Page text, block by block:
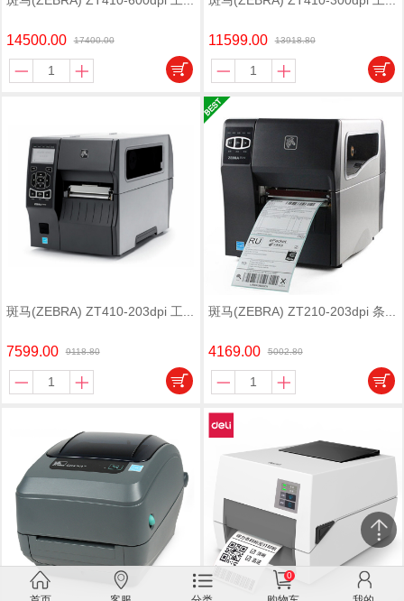
14500.00 17400.00 11599.00 13918.80
斑马(ZEBRA) ZT410-203dpi 工...
7599.00 9118.80
斑马(ZEBRA) ZT210-203dpi 条...
4169.00 5002.80
0
关闭